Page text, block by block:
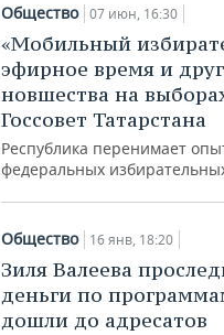
Общество 07 июн, 16:30
«Мобильный
эфирное время и
новшества на
Госсовет Татарстана
Республика перенимает
федеральных
Общество 16 янв, 18:20
Зиля Валеева
деньги по
дошли до адресатов